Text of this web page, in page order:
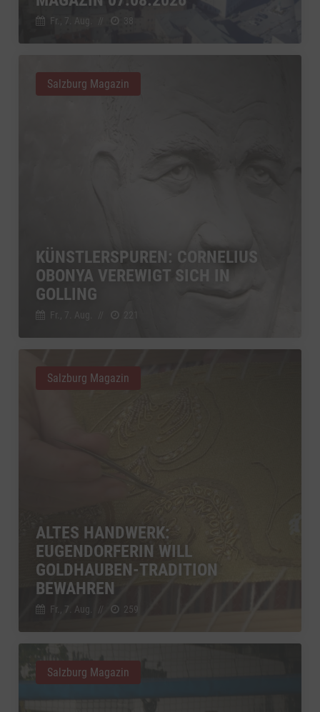
Fr., 7. Aug. 38
KÜNSTLERSPUREN: CORNELIUS
OBONYA VEREWIGT SICH IN
GOLLING
Salzburg Magazin
ALTES HANDWERK:
EUGENDORFERIN WILL
GOLDHAUBEN-TRADITION
BEWAHREN
Fr., 7. Aug. // 259
Salzburg Magazin
Salzburg Magazin